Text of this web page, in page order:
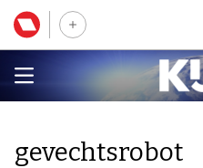
gevechtsrobot